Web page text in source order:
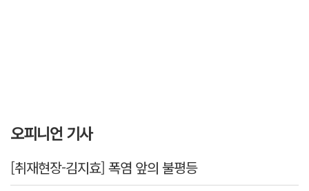
오피니언 기사
[취재현장-김지효] 폭염 앞의 불평등